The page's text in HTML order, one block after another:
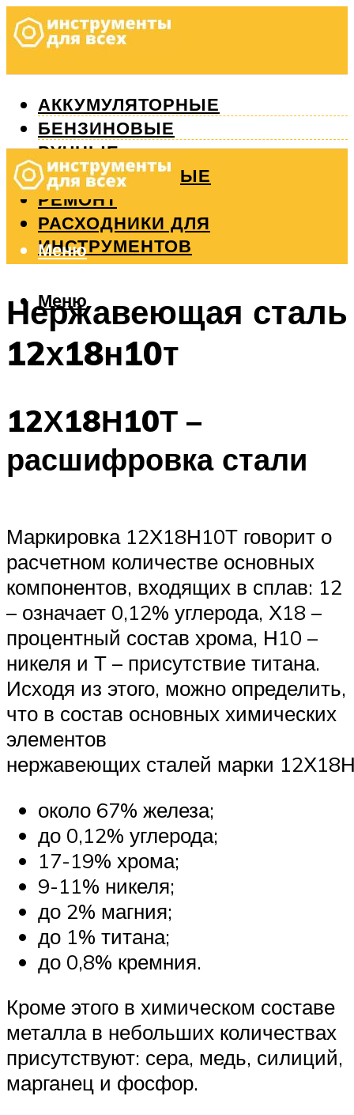
АККУМУЛЯТОРНЫЕ
БЕНЗИНОВЫЕ
РУЧНЫЕ
ИЗМЕРИТЕЛЬНЫЕ
РЕМОНТ
РАСХОДНИКИ ДЛЯ
ИНСТРУМЕНТОВ
Меню
Меню
Нержавеющая сталь
12х18н10т
12Х18Н10Т –
расшифровка стали
Маркировка 12Х18Н10Т говорит о
расчетном количестве основных
компонентов, входящих в сплав: 12
– означает 0,12% углерода, Х18 –
процентный состав хрома, Н10 –
никеля и Т – присутствие титана.
Исходя из этого, можно определить,
что в состав основных химических
элементов
нержавеющих сталей марки
около 67% железа;
до 0,12% углерода;
17-19% хрома;
9-11% никеля;
до 2% магния;
до 1% титана;
до 0,8% кремния.
Кроме этого в химическом составе
металла в небольших количествах
присутствуют: сера, медь, силиций,
марганец и фосфор.